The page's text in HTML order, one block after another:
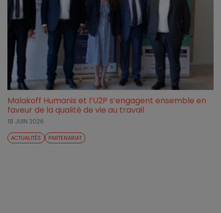
Malakoff Humanis et l’U2P s’engagent ensemble en
faveur de la qualité de vie au travail
18 JUIN 2026
ACTUALITÉS PARTENARIAT